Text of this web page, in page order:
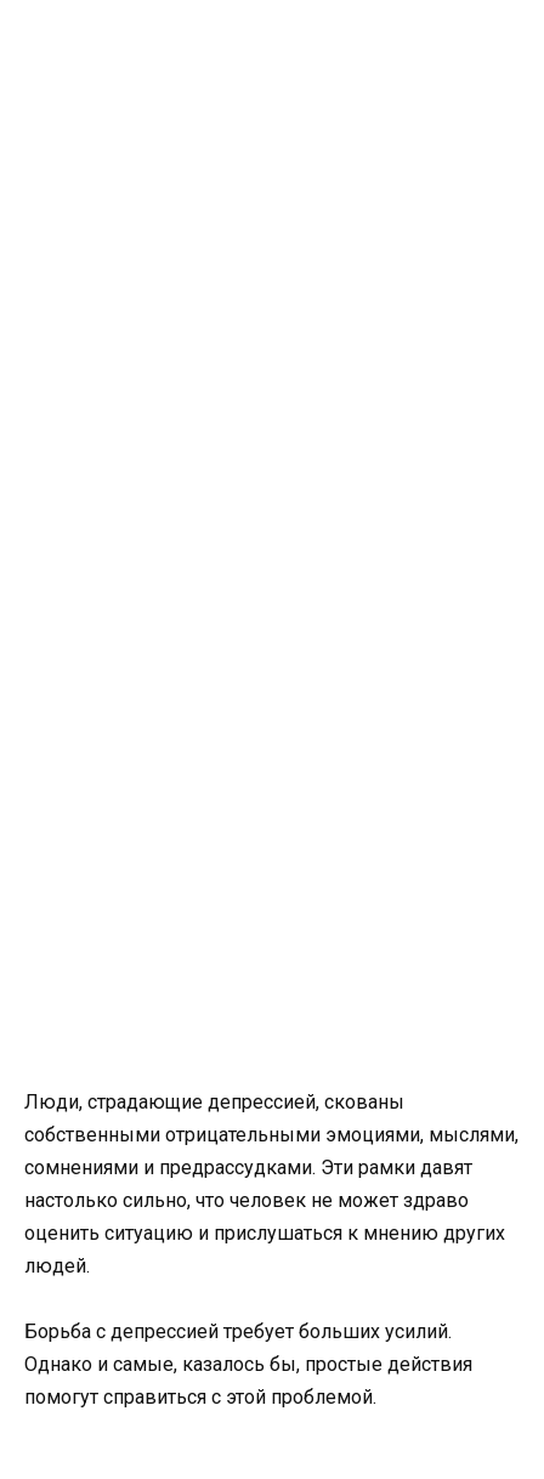
Люди, страдающие депрессией, скованы
собственными отрицательными эмоциями, мыслями,
сомнениями и предрассудками. Эти рамки давят
настолько сильно, что человек не может здраво
оценить ситуацию и прислушаться к мнению других
людей.
Борьба с депрессией требует больших усилий.
Однако и самые, казалось бы, простые действия
помогут справиться с этой проблемой.